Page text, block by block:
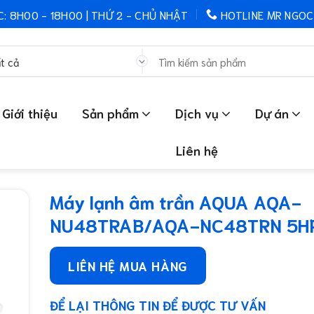
8H00 - 18H00 | THỨ 2 - CHỦ NHẬT HOTLINE MR
kiếm:
Giới thiệu Sản phẩm Dịch vụ Dự án
Liên hệ
Máy lạnh âm trần AQUA AQA-
NU48TRAB/AQA-NC48TRN
LIÊN HỆ MUA HÀNG
ĐỂ LẠI THÔNG TIN ĐỂ ĐƯỢC TƯ VẤN